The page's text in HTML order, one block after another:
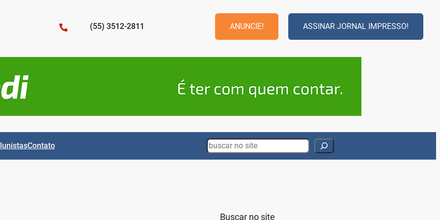
(55) 3512-2811 ANUNCIE! ASSINAR JORNAL IMPRESSO!
Contato Search
Buscar no site